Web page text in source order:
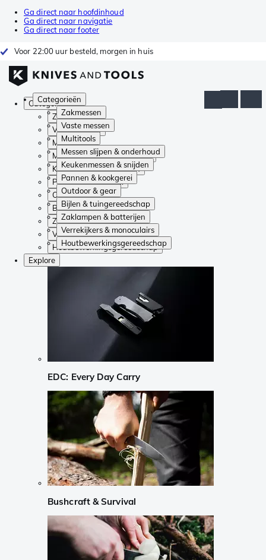
Ga direct naar hoofdinhoud
Ga direct naar navigatie
Ga direct naar footer
Voor 22:00 uur besteld, morgen in huis
Categorieën
Zakmessen
Vaste messen
Multitools
Messen slijpen & onderhoud
Keukenmessen & snijden
Pannen & kookgerei
Outdoor & gear
Bijlen & tuingereedschap
Zaklampen & batterijen
Verrekijkers & monoculairs
Houtbewerkingsgereedschap
Categorieën
Zakmessen
Vaste messen
Multitools
Messen slijpen & onderhoud
Keukenmessen & snijden
Pannen & kookgerei
Outdoor & gear
Bijlen & tuingereedschap
Zaklampen & batterijen
Verrekijkers & monoculairs
Houtbewerkingsgereedschap
Explore
EDC: Every Day Carry
Bushcraft & Survival